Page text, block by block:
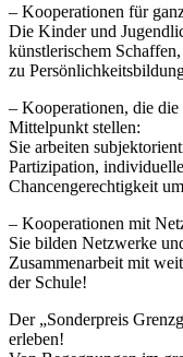
– Kooperationen für
Die Kinder und
künstlerischem
zu
– Kooperationen, die
Mittelpunkt stellen:
Sie arbeiten
Partizipation,
Chancengerechtigkeit
– Kooperationen mit
Sie bilden Netzwerke
Zusammenarbeit mit
der Schule!
Der „Sonderpreis
erleben!